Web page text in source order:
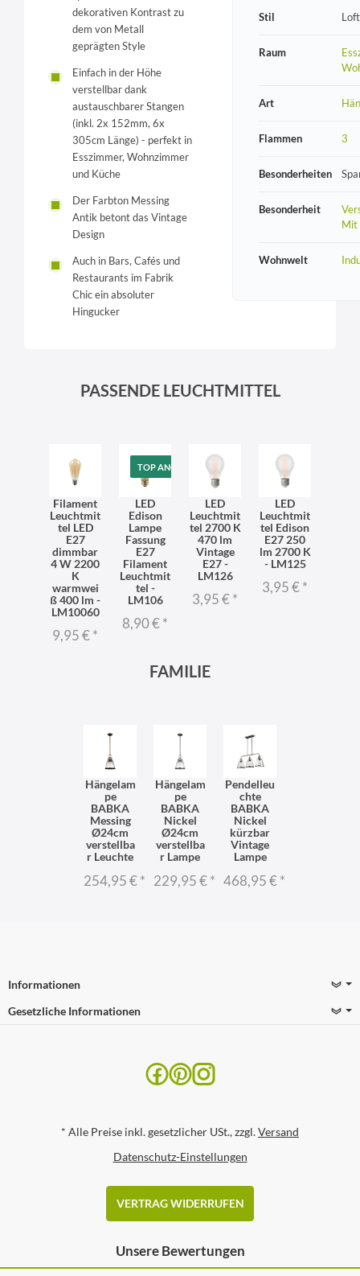
dekorativen Kontrast zu
dem von Metall
geprägten Style
Einfach in der Höhe
verstellbar dank
austauschbarer Stangen
(inkl. 2x 152mm, 6x
305cm Länge) - perfekt in
Esszimmer, Wohnzimmer
und Küche
Der Farbton Messing
Antik betont das Vintage
Design
Auch in Bars, Cafés und
Restaurants im Fabrik
Chic ein absoluter
Hingucker
Stil
Raum
Art
Flammen 3
Besonderheiten
Besonderheit
Mit
Wohnwelt
PASSENDE LEUCHTMITTEL
Filament
Leuchtmit
tel LED
E27
dimmbar
4 W 2200
K
warmwei
ß 400 lm -
LM10060
9,95 €*
TOP ANGEBOT
LED
Edison
Lampe
Fassung
E27
Filament
Leuchtmit
tel -
LM106
8,90 €*
LED
Leuchtmit
tel 2700 K
470 lm
Vintage
E27 -
LM126
3,95 €*
LED
Leuchtmit
tel Edison
E27 250
lm 2700 K
- LM125
3,95 €*
FAMILIE
Hängelam
pe
BABKA
Messing
Ø24cm
verstellba
r Leuchte
254,95 €*
Hängelam
pe
BABKA
Nickel
Ø24cm
verstellba
r Lampe
229,95 €*
Pendelleu
chte
BABKA
Nickel
kürzbar
Vintage
Lampe
468,95 €*
Informationen
Gesetzliche Informationen
* Alle Preise inkl. gesetzlicher USt., zzgl.Versand
Datenschutz-Einstellungen
VERTRAG WIDERRUFEN
Unsere Bewertungen